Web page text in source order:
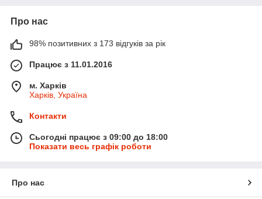
Про нас
98% позитивних з 173 відгуків за рік
Працює з 11.01.2016
м. Харків
Харків, Україна
Контакти
Сьогодні працює з 09:00 до 18:00
Показати весь графік роботи
Про нас